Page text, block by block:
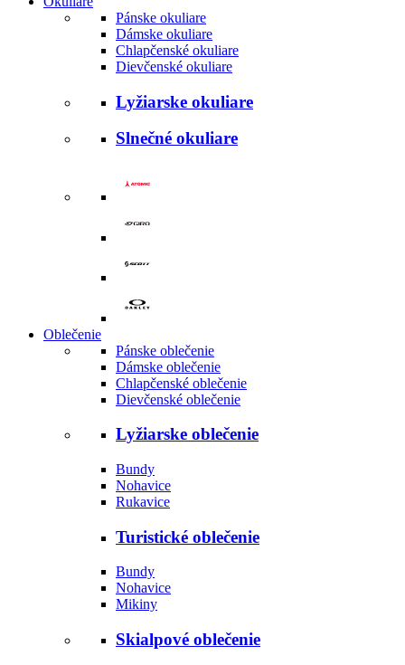
Pánske okuliare
Dámske okuliare
Chlapčenské okuliare
Dievčenské okuliare
Lyžiarske okuliare
Slnečné okuliare
Oblečenie
Pánske oblečenie
Dámske oblečenie
Chlapčenské oblečenie
Dievčenské oblečenie
Lyžiarske oblečenie
Bundy
Nohavice
Rukavice
Turistické oblečenie
Bundy
Nohavice
Mikiny
Skialpové oblečenie